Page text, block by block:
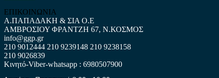
ΕΠΙΚΟΙΝΩΝΙΑ
Α.ΠΑΠΑΔΑΚΗ & ΣΙΑ Ο.Ε
ΑΜΒΡΟΣΙΟΥ ΦΡΑΝΤΖΗ 67, Ν.ΚΟΣΜΟΣ
info@ggp.gr
210 9012444 210 9239148 210 9238158
210 9026839
Κινητό-Viber-whatsapp : 6980507900